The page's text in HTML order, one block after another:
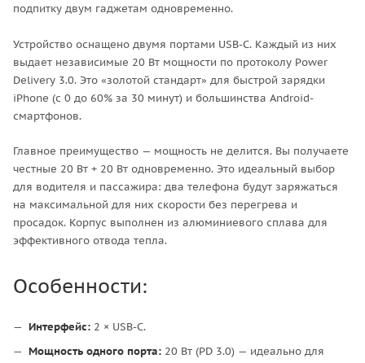
подпитку двум гаджетам одновременно.
Устройство оснащено двумя портами USB-C. Каждый из них
выдает независимые 20 Вт мощности по протоколу Power
Delivery 3.0. Это «золотой стандарт» для быстрой зарядки
iPhone (с 0 до 60% за 30 минут) и большинства Android-
смартфонов.
Главное преимущество — мощность не делится. Вы получаете
честные 20 Вт + 20 Вт одновременно. Это идеальный выбор
для водителя и пассажира: два телефона будут заряжаться
на максимальной для них скорости без перегрева и
просадок. Корпус выполнен из алюминиевого сплава для
эффективного отвода тепла.
Особенности:
Интерфейс: 2 × USB-C.
Мощность одного порта: 20 Вт (PD 3.0) — идеально для